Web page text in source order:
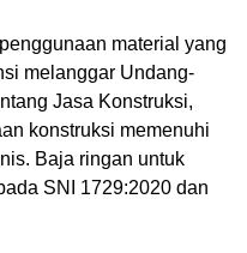
material yang
melanggar Undang-
Jasa Konstruksi,
konstruksi memenuhi
Baja ringan untuk
SNI 1729:2020 dan